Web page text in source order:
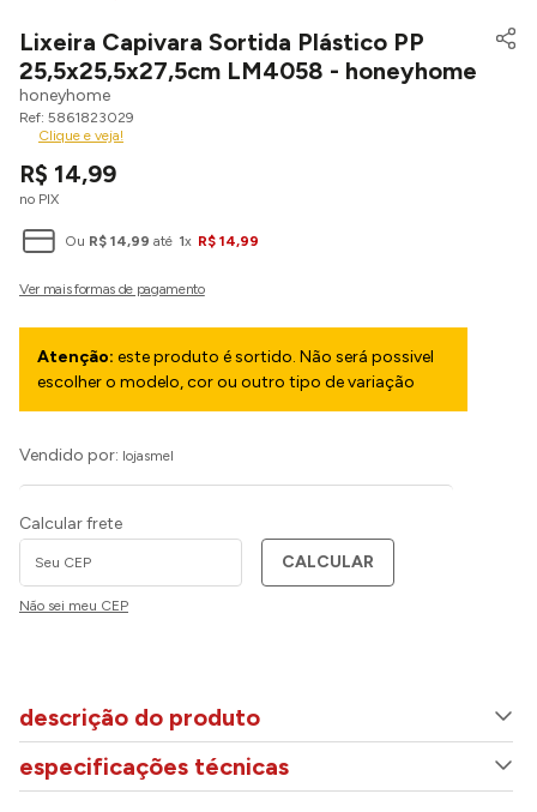
Lixeira Capivara Sortida Plástico PP
25,5x25,5x27,5cm LM4058 - honeyhome
honeyhome
5861823029
Clique e veja!
R$ 14,99
no PIX
Ou R$ 14,99 até 1x R$ 14,99
Atenção: este produto é sortido. Não será possivel
escolher o modelo, cor ou outro tipo de variação
Vendido por: lojasmel
Calcular frete
CALCULAR
Não sei meu CEP
descrição do produto
especificações técnicas